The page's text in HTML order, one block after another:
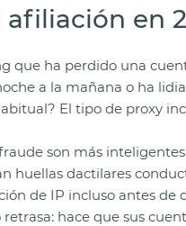
en
que ha perdido una
a la mañana o ha
El tipo de proxy
son más
huellas dactilares
de IP incluso antes de
hace que sus